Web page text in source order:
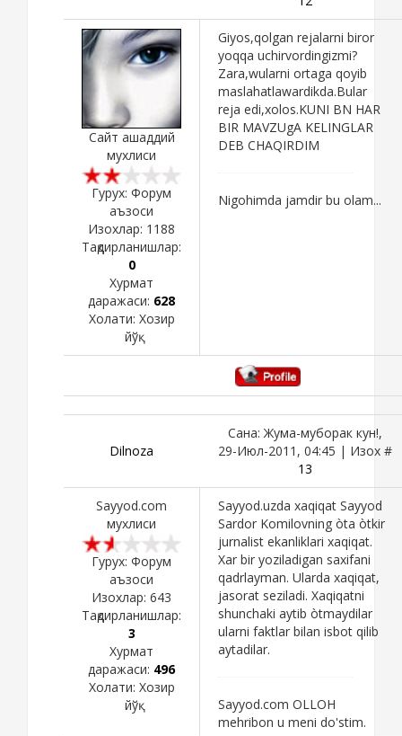
Сайт ашаддий
мухлиси
Гурух: Форум
аъзоси
Изохлар: 1188
Тақдирланишлар:
0
Хурмат
даражаси: 628
Холати: Хозир
йўқ
Giyos,qolgan rejalarni biror
yoqqa uchirvordingizmi?
Zara,wularni ortaga qoyib
maslahatlawardikda.Bular
reja edi,xolos.KUNI BN HAR
BIR MAVZUgA KELINGLAR
DEB CHAQIRDIM
Nigohimda jamdir bu olam...
Dilnoza
Сана: Жума-муборак кун!,
29-Июл-2011, 04:45 | Изох #
13
Sayyod.com
мухлиси
Гурух: Форум
аъзоси
Изохлар: 643
Тақдирланишлар:
3
Хурмат
даражаси: 496
Холати: Хозир
йўқ
Sayyod.uzda xaqiqat Sayyod
Sardor Komilovning òta òtkir
jurnalist ekanliklari xaqiqat.
Xar bir yoziladigan saxifani
qadrlayman. Ularda xaqiqat,
jasorat seziladi. Xaqiqatni
shunchaki aytib òtmaydilar
ularni faktlar bilan isbot qilib
aytadilar.
Sayyod.com OLLOH
mehribon u meni do'stim.